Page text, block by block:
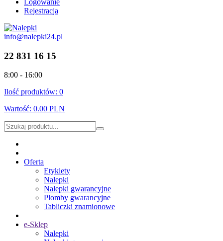
Rejestracja
info@nalepki24.pl
22 831 16 15
8:00 - 16:00
Ilość produktów: 0
Wartość: 0.00 PLN
Oferta
Etykiety
Nalepki
Nalepki gwarancyjne
Plomby gwarancyjne
Tabliczki znamionowe
e-Sklep
Nalepki